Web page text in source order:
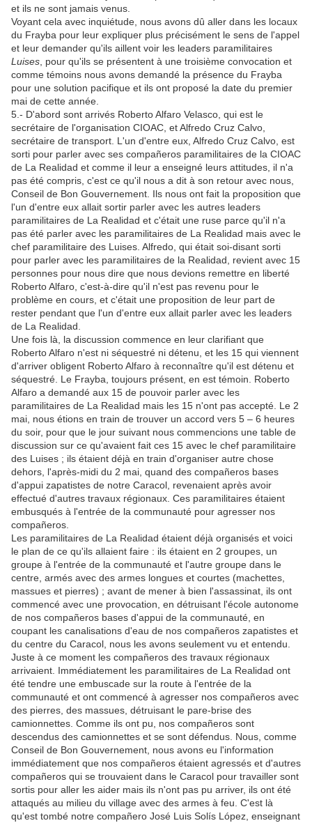
et ils ne sont jamais venus.
Voyant cela avec inquiétude, nous avons dû aller dans les locaux
du Frayba pour leur expliquer plus précisément le sens de l'appel
et leur demander qu'ils aillent voir les leaders paramilitaires
Luises , pour qu'ils se présentent à une troisième convocation et
comme témoins nous avons demandé la présence du Frayba
pour une solution pacifique et ils ont proposé la date du premier
mai de cette année.
5.- D'abord sont arrivés Roberto Alfaro Velasco, qui est le
secrétaire de l'organisation CIOAC, et Alfredo Cruz Calvo,
secrétaire de transport. L'un d'entre eux, Alfredo Cruz Calvo, est
sorti pour parler avec ses compañeros paramilitaires de la CIOAC
de La Realidad et comme il leur a enseigné leurs attitudes, il n'a
pas été compris, c'est ce qu'il nous a dit à son retour avec nous,
Conseil de Bon Gouvernement. Ils nous ont fait la proposition que
l'un d'entre eux allait sortir parler avec les autres leaders
paramilitaires de La Realidad et c'était une ruse parce qu'il n'a
pas été parler avec les paramilitaires de La Realidad mais avec le
chef paramilitaire des Luises. Alfredo, qui était soi-disant sorti
pour parler avec les paramilitaires de la Realidad, revient avec 15
personnes pour nous dire que nous devions remettre en liberté
Roberto Alfaro, c'est-à-dire qu'il n'est pas revenu pour le
problème en cours, et c'était une proposition de leur part de
rester pendant que l'un d'entre eux allait parler avec les leaders
de La Realidad.
Une fois là, la discussion commence en leur clarifiant que
Roberto Alfaro n'est ni séquestré ni détenu, et les 15 qui viennent
d'arriver obligent Roberto Alfaro à reconnaître qu'il est détenu et
séquestré. Le Frayba, toujours présent, en est témoin. Roberto
Alfaro a demandé aux 15 de pouvoir parler avec les
paramilitaires de La Realidad mais les 15 n'ont pas accepté. Le 2
mai, nous étions en train de trouver un accord vers 5 – 6 heures
du soir, pour que le jour suivant nous commencions une table de
discussion sur ce qu'avaient fait ces 15 avec le chef paramilitaire
des Luises ; ils étaient déjà en train d'organiser autre chose
dehors, l'après-midi du 2 mai, quand des compañeros bases
d'appui zapatistes de notre Caracol, revenaient après avoir
effectué d'autres travaux régionaux. Ces paramilitaires étaient
embusqués à l'entrée de la communauté pour agresser nos
compañeros.
Les paramilitaires de La Realidad étaient déjà organisés et voici
le plan de ce qu'ils allaient faire : ils étaient en 2 groupes, un
groupe à l'entrée de la communauté et l'autre groupe dans le
centre, armés avec des armes longues et courtes (machettes,
massues et pierres) ; avant de mener à bien l'assassinat, ils ont
commencé avec une provocation, en détruisant l'école autonome
de nos compañeros bases d'appui de la communauté, en
coupant les canalisations d'eau de nos compañeros zapatistes et
du centre du Caracol, nous les avons seulement vu et entendu.
Juste à ce moment les compañeros des travaux régionaux
arrivaient. Immédiatement les paramilitaires de La Realidad ont
été tendre une embuscade sur la route à l'entrée de la
communauté et ont commencé à agresser nos compañeros avec
des pierres, des massues, détruisant le pare-brise des
camionnettes. Comme ils ont pu, nos compañeros sont
descendus des camionnettes et se sont défendus. Nous, comme
Conseil de Bon Gouvernement, nous avons eu l'information
immédiatement que nos compañeros étaient agressés et d'autres
compañeros qui se trouvaient dans le Caracol pour travailler sont
sortis pour aller les aider mais ils n'ont pas pu arriver, ils ont été
attaqués au milieu du village avec des armes à feu. C'est là
qu'est tombé notre compañero José Luis Solís López, enseignant